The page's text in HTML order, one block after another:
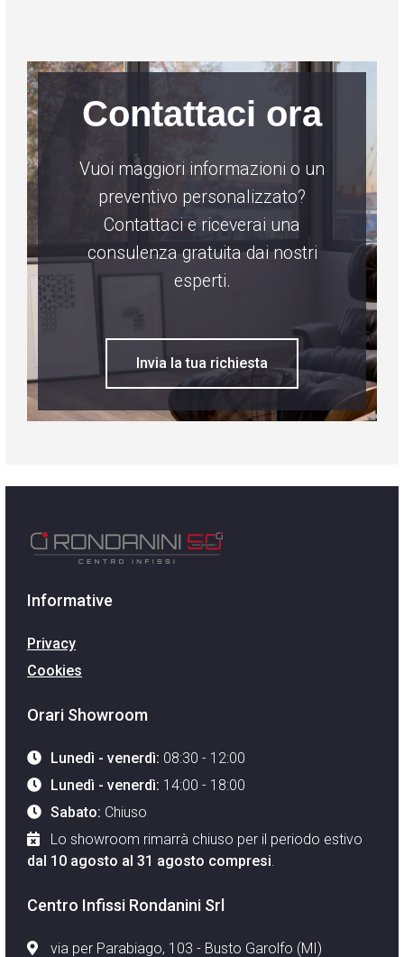
Contattaci ora
Vuoi maggiori informazioni o un
preventivo personalizzato?
Contattaci e riceverai una
consulenza gratuita dai nostri
esperti.
Invia la tua richiesta
Informative
Privacy
Cookies
Orari Showroom
Lunedì - venerdì: 08:30 - 12:00
Lunedì - venerdì: 14:00 - 18:00
Sabato: Chiuso
Lo showroom rimarrà chiuso per il periodo estivo
dal 10 agosto al 31 agosto compresi
Centro Infissi Rondanini Srl
via per Parabiago, 103 - Busto Garolfo (MI)